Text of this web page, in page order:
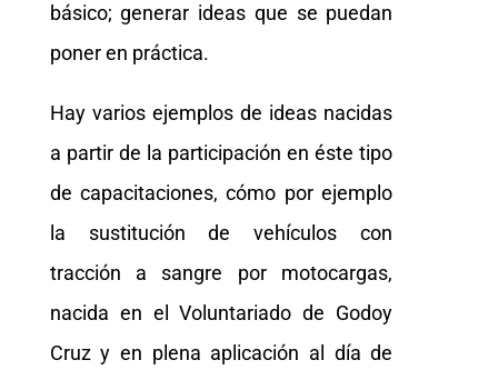
básico; generar ideas que se puedan
poner en práctica.
Hay varios ejemplos de ideas nacidas
a partir de la participación en éste tipo
de capacitaciones, cómo por ejemplo
la sustitución de vehículos con
tracción a sangre por motocargas,
nacida en el Voluntariado de Godoy
Cruz y en plena aplicación al día de